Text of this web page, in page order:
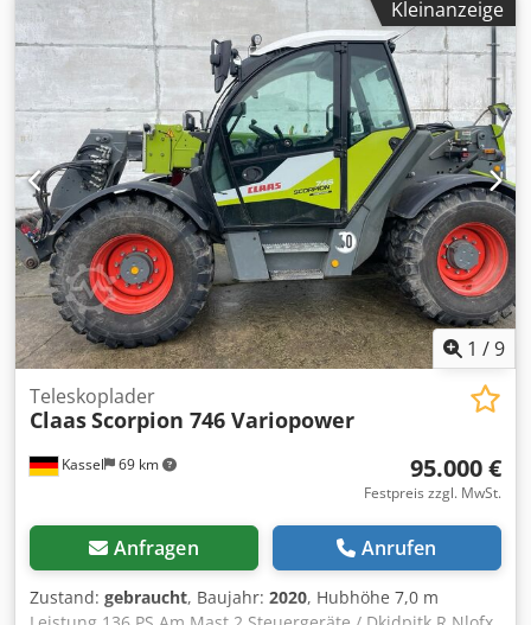
hydraulisch Achsfederung / mechanisch LoadSensing
PickUp 40 Messer Schneidwerk LED-Lichtpaket /
Kraftmessbolzen für L Dkjdpfxetpn Tpe Aphsr
Kleinanzeige
1 /9
Kassel 69 km
Teleskoplader
ClaasScorpion 746 Variopower
95.000 €
Festpreis zzgl. MwSt.
Anfragen Anrufen
Zustand: gebraucht, Baujahr: 2020, Hubhöhe 7,0 m